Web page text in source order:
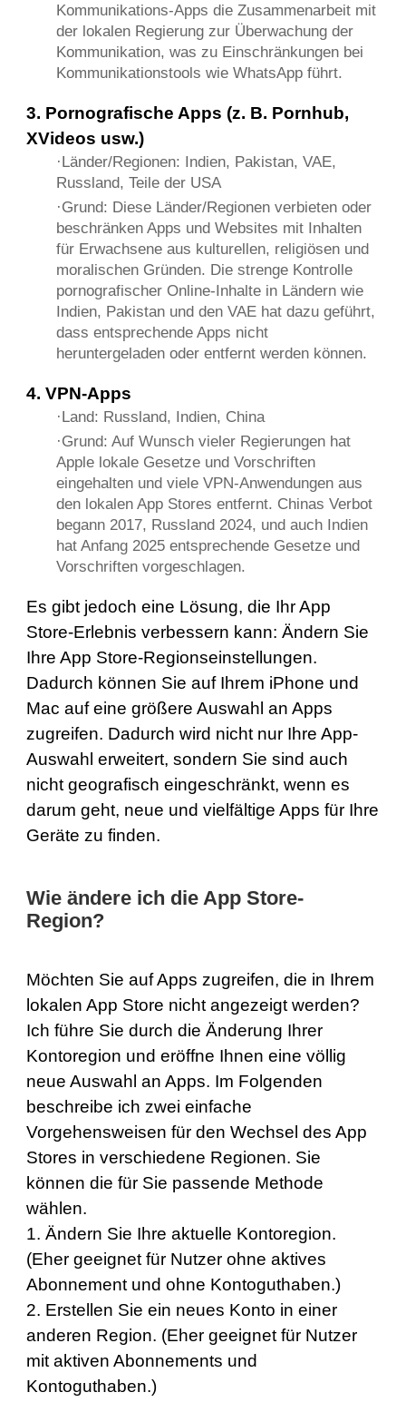
Kommunikations-Apps die Zusammenarbeit mit
der lokalen Regierung zur Überwachung der
Kommunikation, was zu Einschränkungen bei
Kommunikationstools wie WhatsApp führt.
3. Pornografische Apps (z. B. Pornhub,
XVideos usw.)
·Länder/Regionen: Indien, Pakistan, VAE,
Russland, Teile der USA
·Grund: Diese Länder/Regionen verbieten oder
beschränken Apps und Websites mit Inhalten
für Erwachsene aus kulturellen, religiösen und
moralischen Gründen. Die strenge Kontrolle
pornografischer Online-Inhalte in Ländern wie
Indien, Pakistan und den VAE hat dazu geführt,
dass entsprechende Apps nicht
heruntergeladen oder entfernt werden können.
4. VPN-Apps
·Land: Russland, Indien, China
·Grund: Auf Wunsch vieler Regierungen hat
Apple lokale Gesetze und Vorschriften
eingehalten und viele VPN-Anwendungen aus
den lokalen App Stores entfernt. Chinas Verbot
begann 2017, Russland 2024, und auch Indien
hat Anfang 2025 entsprechende Gesetze und
Vorschriften vorgeschlagen.
Es gibt jedoch eine Lösung, die Ihr App
Store-Erlebnis verbessern kann: Ändern Sie
Ihre App Store-Regionseinstellungen.
Dadurch können Sie auf Ihrem iPhone und
Mac auf eine größere Auswahl an Apps
zugreifen. Dadurch wird nicht nur Ihre App-
Auswahl erweitert, sondern Sie sind auch
nicht geografisch eingeschränkt, wenn es
darum geht, neue und vielfältige Apps für Ihre
Geräte zu finden.
Wie ändere ich die App Store-
Region?
Möchten Sie auf Apps zugreifen, die in Ihrem
lokalen App Store nicht angezeigt werden?
Ich führe Sie durch die Änderung Ihrer
Kontoregion und eröffne Ihnen eine völlig
neue Auswahl an Apps. Im Folgenden
beschreibe ich zwei einfache
Vorgehensweisen für den Wechsel des App
Stores in verschiedene Regionen. Sie
können die für Sie passende Methode
wählen.
1. Ändern Sie Ihre aktuelle Kontoregion.
(Eher geeignet für Nutzer ohne aktives
Abonnement und ohne Kontoguthaben.)
2. Erstellen Sie ein neues Konto in einer
anderen Region. (Eher geeignet für Nutzer
mit aktiven Abonnements und
Kontoguthaben.)